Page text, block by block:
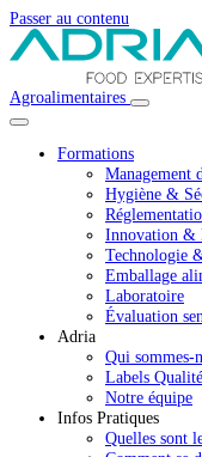
Passer au contenu
Agroalimentaires
Formations
Management
Hygiène &
Innovation &
Technologie
Emballage
Laboratoire
Évaluation
Adria
Qui sommes-
Labels Qualité
Notre équipe
Infos Pratiques
Quelles sont